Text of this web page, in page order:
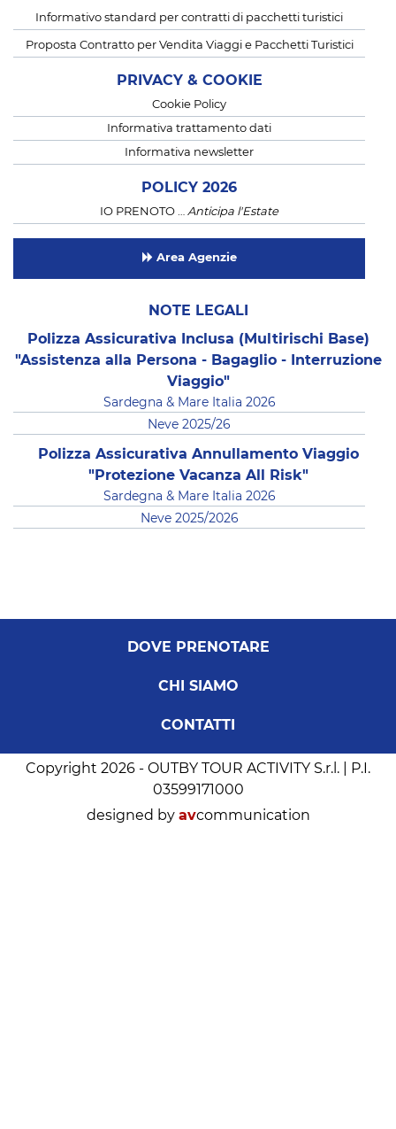
Informativo standard per contratti di pacchetti turistici
Proposta Contratto per Vendita Viaggi e Pacchetti Turistici
PRIVACY & COOKIE
Cookie Policy
Informativa trattamento dati
Informativa newsletter
POLICY 2026
IO PRENOTO … Anticipa l'Estate
Area Agenzie
NOTE LEGALI
Polizza Assicurativa Inclusa (Multirischi Base)
"Assistenza alla Persona - Bagaglio - Interruzione
Viaggio"
Sardegna & Mare Italia 2026
Neve 2025/26
Polizza Assicurativa Annullamento Viaggio
"Protezione Vacanza All Risk"
Sardegna & Mare Italia 2026
Neve 2025/2026
DOVE PRENOTARE
CHI SIAMO
CONTATTI
Copyright 2026 - OUTBY TOUR ACTIVITY S.r.l. | P.I.
03599171000
designed by avcommunication